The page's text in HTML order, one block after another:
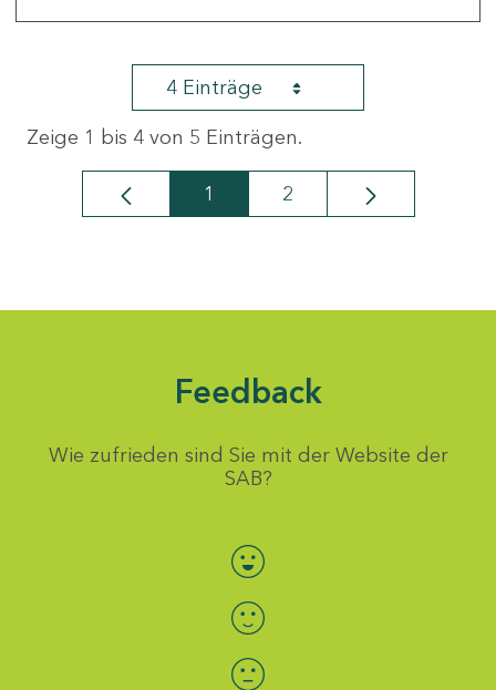
4 Einträge
Zeige 1 bis 4 von 5 Einträgen.
Seite
1 Seite
2
Feedback
Wie zufrieden sind Sie mit der Website der
SAB?
Bewertung auswählen